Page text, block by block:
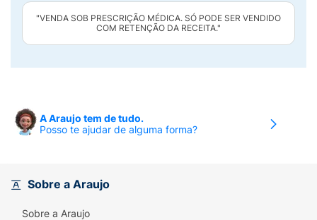
"VENDA SOB PRESCRIÇÃO MÉDICA. SÓ PODE SER VENDIDO
COM RETENÇÃO DA RECEITA."
A Araujo tem de tudo.
Posso te ajudar de alguma forma?
Sobre a Araujo
Sobre a Araujo